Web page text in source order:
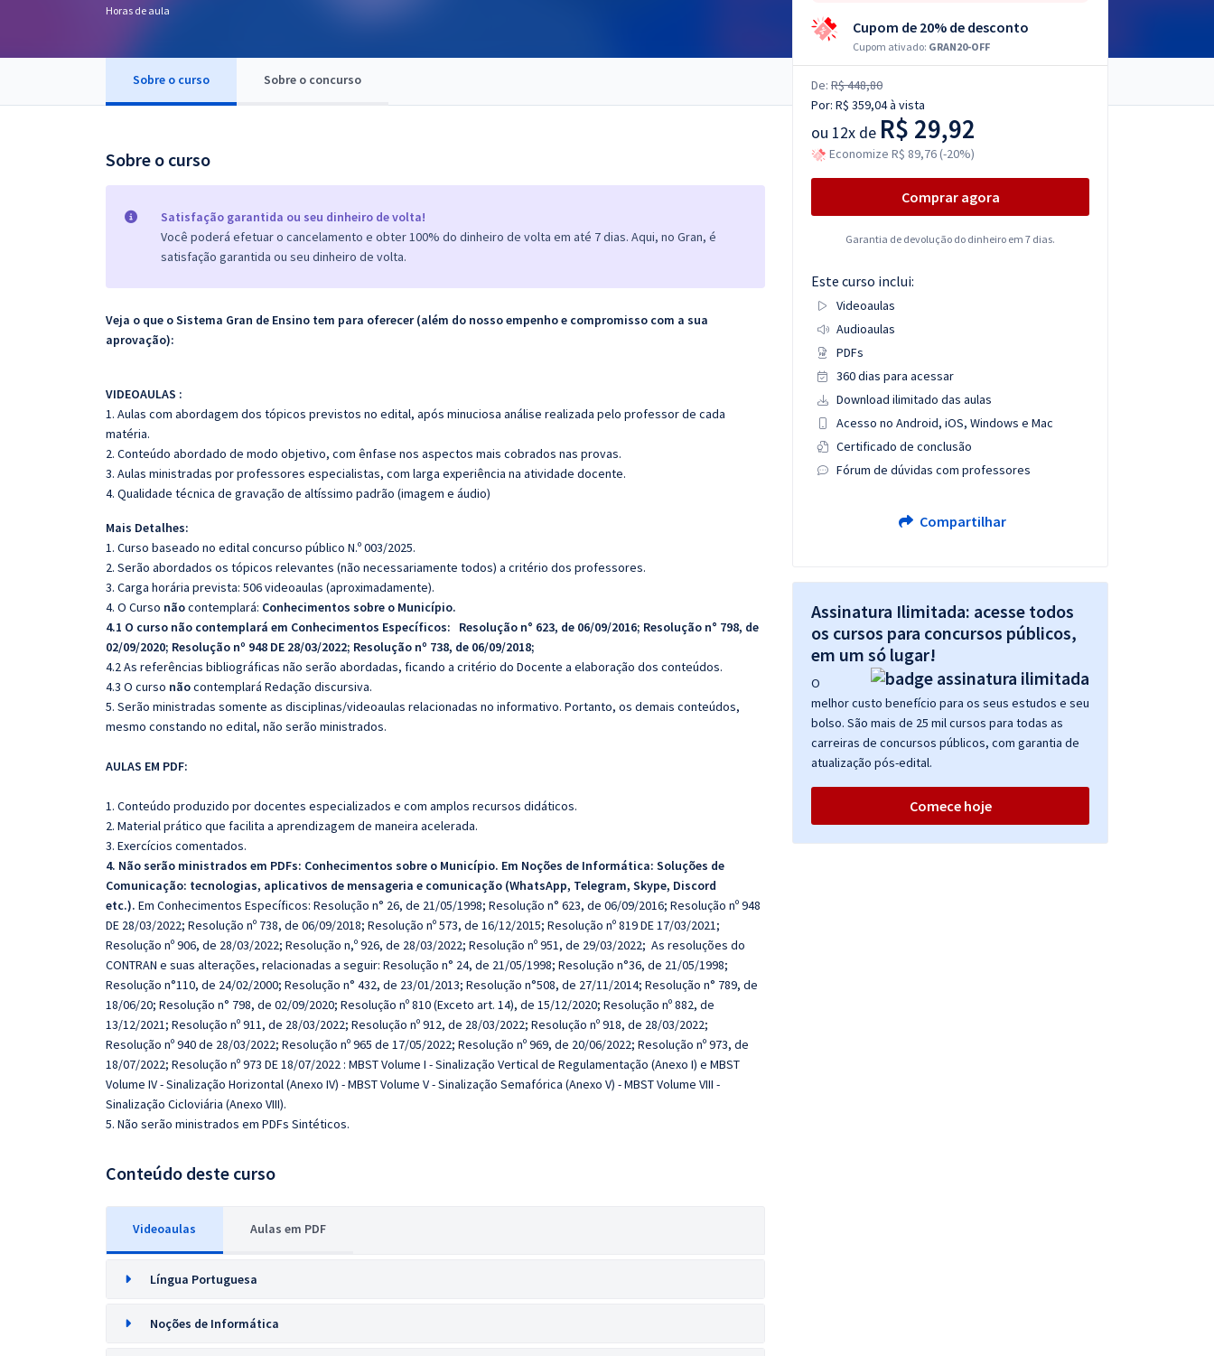
OAB
Questões grátis
Conteúdo gratuito
Horas de aula
Sobre o curso Sobre o concurso
Sobre o curso
Satisfação garantida ou seu dinheiro de volta!
Você poderá efetuar o cancelamento e obter 100% do dinheiro de volta em até 7 dias. Aqui, no Gran, é
satisfação garantida ou seu dinheiro de volta.
Veja o que o Sistema Gran de Ensino tem para oferecer (além do nosso empenho e compromisso com a sua
aprovação):
VIDEOAULAS :
1. Aulas com abordagem dos tópicos previstos no edital, após minuciosa análise realizada pelo professor de cada
matéria.
2. Conteúdo abordado de modo objetivo, com ênfase nos aspectos mais cobrados nas provas.
3. Aulas ministradas por professores especialistas, com larga experiência na atividade docente.
4. Qualidade técnica de gravação de altíssimo padrão (imagem e áudio)
Mais Detalhes:
1. Curso baseado no edital concurso público N.º 003/2025.
2. Serão abordados os tópicos relevantes (não necessariamente todos) a critério dos professores.
3. Carga horária prevista: 506 videoaulas (aproximadamente).
4. O Curso nãocontemplará: Conhecimentos sobre o Município.
4.1 O curso não contemplará em Conhecimentos Específicos:
Resolução n° 623, de 06/09/2016; Resolução n° 798, de
02/09/2020; Resolução nº 948 DE 28/03/2022; Resolução nº 738, de 06/09/2018;
4.2 As referências bibliográficas não serão abordadas, ficando a critério do Docente a elaboração dos conteúdos.
4.3 O curso nãocontemplará Redação discursiva.
5. Serão ministradas somente as disciplinas/videoaulas relacionadas no informativo. Portanto, os demais conteúdos,
mesmo constando no edital, não serão ministrados.
AULAS EM PDF:
1. Conteúdo produzido por docentes especializados e com amplos recursos didáticos.
2. Material prático que facilita a aprendizagem de maneira acelerada.
3. Exercícios comentados.
4. Não serão ministrados em PDFs: Conhecimentos sobre o Município. Em Noções de Informática: Soluções de
Comunicação: tecnologias, aplicativos de mensageria e comunicação (WhatsApp, Telegram, Skype, Discord
etc.). Em Conhecimentos Específicos: Resolução n° 26, de 21/05/1998; Resolução n° 623, de 06/09/2016; Resolução nº 948
DE 28/03/2022; Resolução nº 738, de 06/09/2018; Resolução nº 573, de 16/12/2015; Resolução nº 819 DE 17/03/2021;
Resolução nº 906, de 28/03/2022; Resolução n,º 926, de 28/03/2022; Resolução nº 951, de 29/03/2022; As resoluções do
CONTRAN e suas alterações, relacionadas a seguir: Resolução n° 24, de 21/05/1998; Resolução n°36, de 21/05/1998;
Resolução n°110, de 24/02/2000; Resolução n° 432, de 23/01/2013; Resolução n°508, de 27/11/2014; Resolução n° 789, de
18/06/20; Resolução n° 798, de 02/09/2020; Resolução nº 810 (Exceto art. 14), de 15/12/2020; Resolução nº 882, de
13/12/2021; Resolução nº 911, de 28/03/2022; Resolução nº 912, de 28/03/2022; Resolução nº 918, de 28/03/2022;
Resolução nº 940 de 28/03/2022; Resolução nº 965 de 17/05/2022; Resolução nº 969, de 20/06/2022; Resolução nº 973, de
18/07/2022; Resolução nº 973 DE 18/07/2022 : MBST Volume I - Sinalização Vertical de Regulamentação (Anexo I) e MBST
Volume IV - Sinalização Horizontal (Anexo IV) - MBST Volume V - Sinalização Semafórica (Anexo V) - MBST Volume VIII -
Sinalização Cicloviária (Anexo VIII).
5. Não serão ministrados em PDFs Sintéticos.
Conteúdo deste curso
Videoaulas Aulas em PDF
Língua Portuguesa
Noções de Informática
Cupom de 20% de desconto
Cupom ativado: GRAN20-OFF
De: R$ 448,80
Por: R$ 359,04à vista
ou 12x de R$ 29,92
Economize R$ 89,76 (-20%)
Comprar agora
Garantia de devolução do dinheiro em 7 dias.
Este curso inclui:
Videoaulas
Audioaulas
PDFs
360 dias para acessar
Download ilimitado das aulas
Acesso no Android, iOS, Windows e Mac
Certificado de conclusão
Fórum de dúvidas com professores
Compartilhar
Assinatura Ilimitada: acesse todos
os cursos para concursos públicos,
em um só lugar!
O
melhor custo benefício para os seus estudos e seu
bolso. São mais de 25 mil cursos para todas as
carreiras de concursos públicos, com garantia de
atualização pós-edital.
Comece hoje